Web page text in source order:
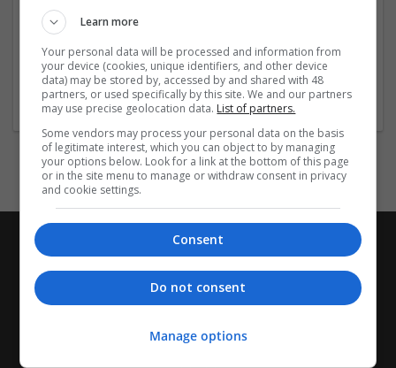
kết quả tĩnh vào cuối ngày, việc xem trực tiếp giúp
Company profile type:
Employer
Learn more
Your personal data will be processed and information from
your device (cookies, unique identifiers, and other device
data) may be stored by, accessed by and shared with 48
partners, or used specifically by this site. We and our partners
may use precise geolocation data. List of partners.
Some vendors may process your personal data on the basis
of legitimate interest, which you can object to by managing
your options below. Look for a link at the bottom of this page
or in the site menu to manage or withdraw consent in privacy
and cookie settings.
Consent
Do not consent
Manage options